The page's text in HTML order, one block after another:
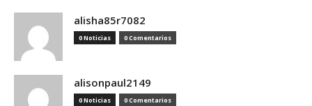
alisha85r7082
0 Noticias 0 Comentarios
alisonpaul2149
0 Noticias 0 Comentarios